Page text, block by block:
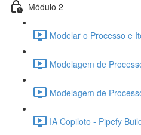
Módulo 2
Modelar o Processo e
Modelagem de
Modelagem de
IA Copiloto - Pipefy